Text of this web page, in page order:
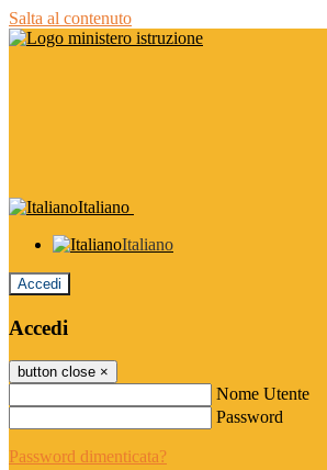
Salta al contenuto
Italiano
Italiano
Accedi
Accedi
button close ×
Nome Utente
Password
Password dimenticata?